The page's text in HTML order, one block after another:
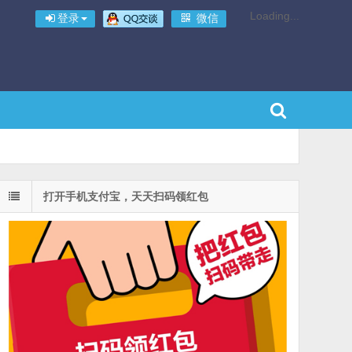
登录 微信 Loading...
打开手机支付宝，天天扫码领红包